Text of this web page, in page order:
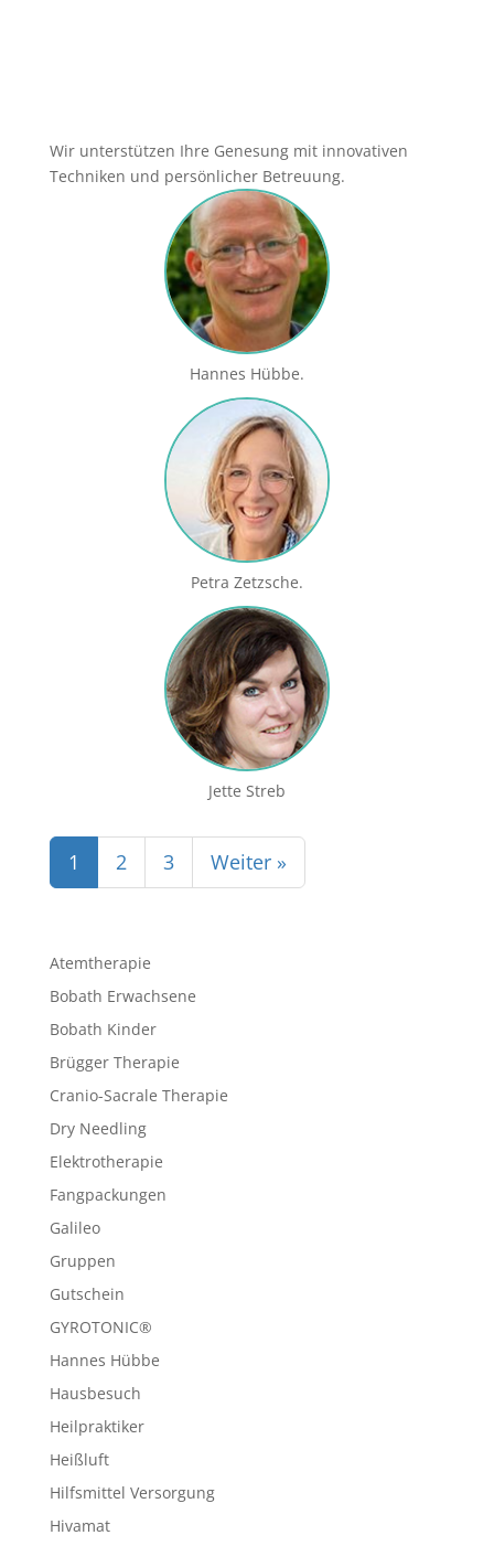
Wir unterstützen Ihre Genesung mit innovativen
Techniken und persönlicher Betreuung.
Hannes Hübbe.
Petra Zetzsche.
Jette Streb
1 2 3 Weiter »
Atemtherapie
Bobath Erwachsene
Bobath Kinder
Brügger Therapie
Cranio-Sacrale Therapie
Dry Needling
Elektrotherapie
Fangpackungen
Galileo
Gruppen
Gutschein
GYROTONIC®
Hannes Hübbe
Hausbesuch
Heilpraktiker
Heißluft
Hilfsmittel Versorgung
Hivamat